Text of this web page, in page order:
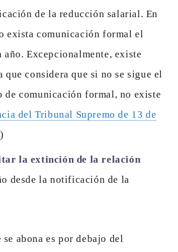
de la reducción salarial. En
exista comunicación formal el
año. Excepcionalmente, existe
considera que si no se sigue el
de comunicación formal, no existe
del Tribunal Supremo de 13 de
)
la extinción de la relación
desde la notificación de la
abona es por debajo del